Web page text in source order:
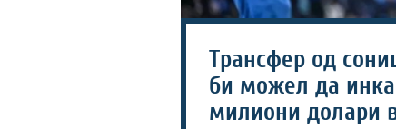
Трансфер од
би можел да
милиони долари